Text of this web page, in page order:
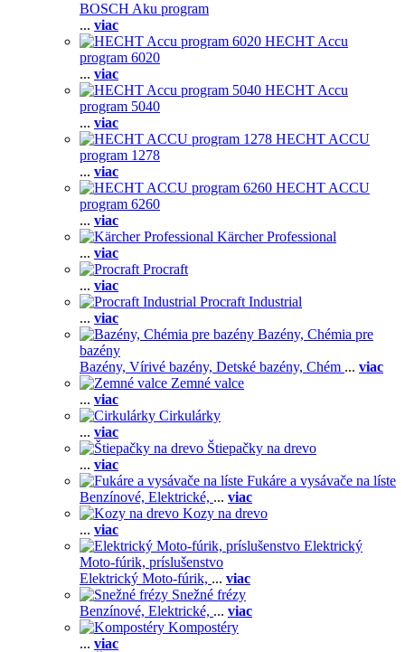
BOSCH Aku program
... viac
HECHT Accu
program 6020
... viac
HECHT Accu
program 5040
... viac
HECHT ACCU
program 1278
... viac
HECHT ACCU
program 6260
... viac
Kärcher Professional
... viac
Procraft
... viac
Procraft Industrial
... viac
Bazény, Chémia pre
bazény
Bazény, Vírivé bazény, Detské bazény, Chém ... viac
Zemné valce
... viac
Cirkulárky
... viac
Štiepačky na drevo
... viac
Fukáre a vysávače na líste
Benzínové, Elektrické, ... viac
Kozy na drevo
... viac
Elektrický
Moto-fúrik, príslušenstvo
Elektrický Moto-fúrik, ... viac
Snežné frézy
Benzínové, Elektrické, ... viac
Kompostéry
... viac